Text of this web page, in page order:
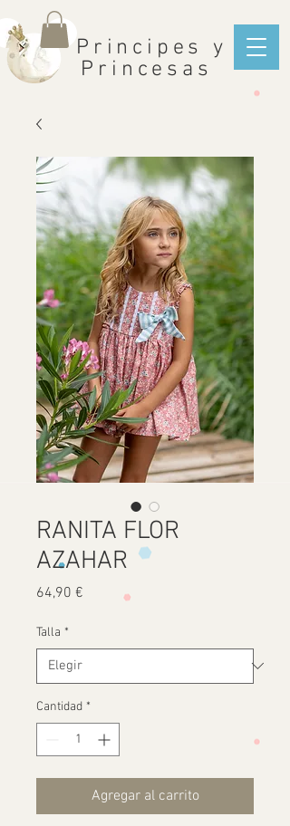
Principes y
Princesas
RANITA FLOR
AZAHAR
64,90 €
Talla *
Cantidad *
Agregar al carrito